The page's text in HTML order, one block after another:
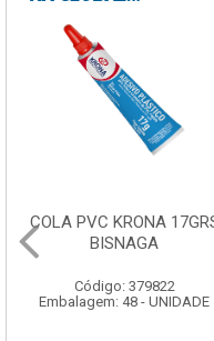
CURVA ELETRODUTO
GALVANIZADO PERFIL 90X
Código: 379867
Embalagem: 1 - UNIDADE